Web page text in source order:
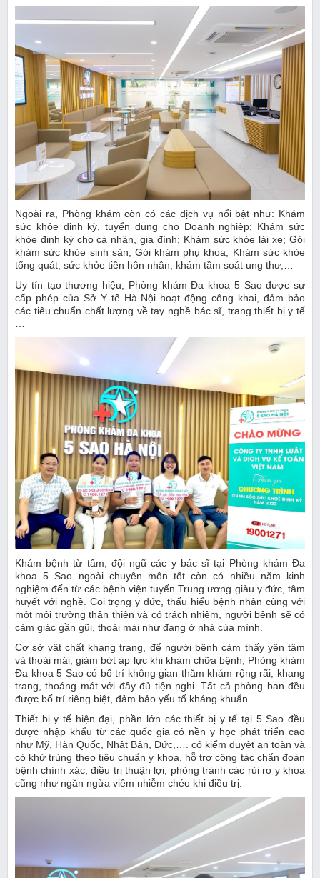
Ngoài ra, Phòng khám còn có các dịch vụ nổi bật như: Khám
sức khỏe định kỳ, tuyển dụng cho Doanh nghiệp; Khám sức
khỏe định kỳ cho cá nhân, gia đình; Khám sức khỏe lái xe; Gói
khám sức khỏe sinh sản; Gói khám phụ khoa; Khám sức khỏe
tổng quát, sức khỏe tiền hôn nhân, khám tầm soát ung thư,…
Uy tín tạo thương hiệu, Phòng khám Đa khoa 5 Sao được sự
cấp phép của Sở Y tế Hà Nội hoạt động công khai, đảm bảo
các tiêu chuẩn chất lượng về tay nghề bác sĩ, trang thiết bị y tế
Khám bệnh từ tâm, đội ngũ các y bác sĩ tại Phòng khám Đa
khoa 5 Sao ngoài chuyên môn tốt còn có nhiều năm kinh
nghiệm đến từ các bệnh viện tuyến Trung ương giàu y đức, tâm
huyết với nghề. Coi trọng y đức, thấu hiểu bệnh nhân cùng với
một môi trường thân thiện và có trách nhiệm, người bệnh sẽ có
cảm giác gần gũi, thoải mái như đang ở nhà của mình.
Cơ sở vật chất khang trang, để người bệnh cảm thấy yên tâm
và thoải mái, giảm bớt áp lực khi khám chữa bệnh, Phòng khám
Đa khoa 5 Sao có bố trí không gian thăm khám rộng rãi, khang
trang, thoáng mát với đầy đủ tiện nghi. Tất cả phòng ban đều
được bố trí riêng biệt, đảm bảo yếu tố kháng khuẩn.
Thiết bị y tế hiện đại, phần lớn các thiết bị y tế tại 5 Sao đều
được nhập khẩu từ các quốc gia có nền y học phát triển cao
như Mỹ, Hàn Quốc, Nhật Bản, Đức,…. có kiểm duyệt an toàn và
có khử trùng theo tiêu chuẩn y khoa, hỗ trợ công tác chẩn đoán
bệnh chính xác, điều trị thuận lợi, phòng tránh các rủi ro y khoa
cũng như ngăn ngừa viêm nhiễm chéo khi điều trị.